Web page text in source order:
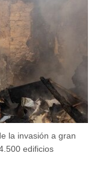
la invasión a gran
edificios